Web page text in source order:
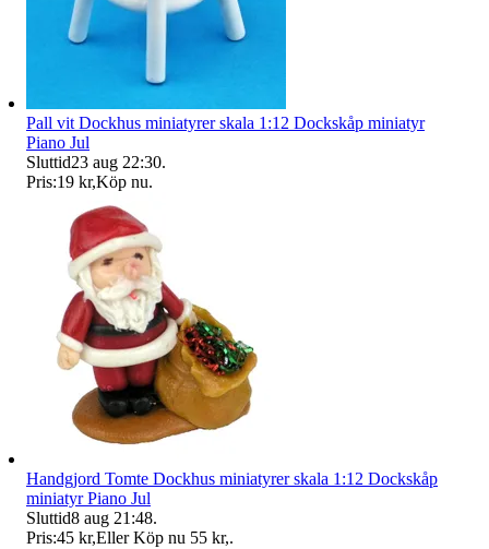
Pall vit Dockhus miniatyrer skala 1:12 Dockskåp miniatyr
Piano Jul
Sluttid23 aug 22:30.
Pris:19 kr,Köp nu.
Handgjord Tomte Dockhus miniatyrer skala 1:12 Dockskåp
miniatyr Piano Jul
Sluttid8 aug 21:48.
Pris:45 kr,Eller Köp nu 55 kr,.